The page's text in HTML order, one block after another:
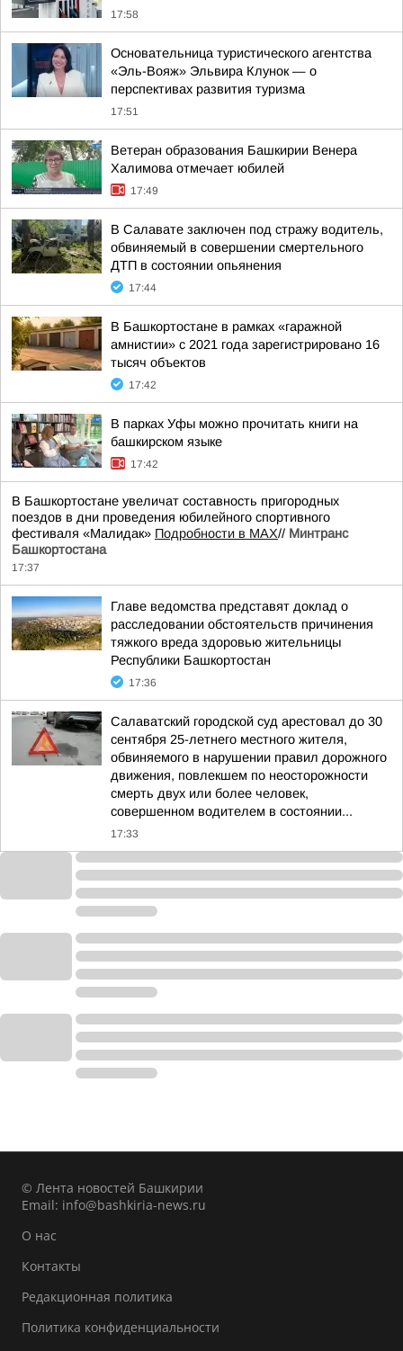
17:58
Основательница туристического агентства
«Эль-Вояж» Эльвира Клунок — о
перспективах развития туризма
17:51
Ветеран образования Башкирии Венера
Халимова отмечает юбилей
17:49
В Салавате заключен под стражу водитель,
обвиняемый в совершении смертельного
ДТП в состоянии опьянения
17:44
В Башкортостане в рамках «гаражной
амнистии» с 2021 года зарегистрировано 16
тысяч объектов
17:42
В парках Уфы можно прочитать книги на
башкирском языке
17:42
В Башкортостане увеличат составность пригородных
поездов в дни проведения юбилейного спортивного
фестиваля «Малидак» Подробности в MAX// Минтранс
Башкортостана
17:37
Главе ведомства представят доклад о
расследовании обстоятельств причинения
тяжкого вреда здоровью жительницы
Республики Башкортостан
17:36
Салаватский городской суд арестовал до 30
сентября 25-летнего местного жителя,
обвиняемого в нарушении правил дорожного
движения, повлекшем по неосторожности
смерть двух или более человек,
совершенном водителем в состоянии...
17:33
© Лента новостей Башкирии
Email: info@bashkiria-news.ru
О нас
Контакты
Редакционная политика
Политика конфиденциальности